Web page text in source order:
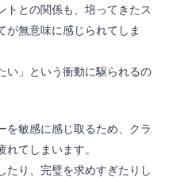
トとの関係も、培ってきたス
が無意味に感じられてしま
い」という衝動に駆られるの
を敏感に感じ取るため、クラ
てしまいます。
たり、完璧を求めすぎたりし